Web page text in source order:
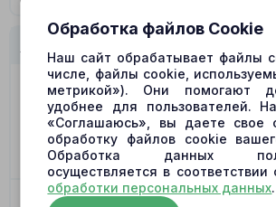
В наличии
Цена
-
В корзину
Обработка файлов Cookie
Наш сайт обрабатывает файлы
числе, файлы cookie,
метрикой»). Они помогают
удобнее для пользователей.
«Соглашаюсь», вы даете свое
обработку файлов cookie
Обработка данных
осуществляется в соответствии
обработки персональных данных.